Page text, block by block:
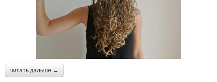
читать дальше →